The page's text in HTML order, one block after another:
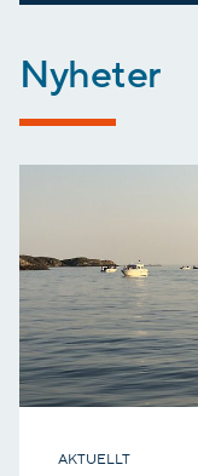
Nyheter
AKTUELLT